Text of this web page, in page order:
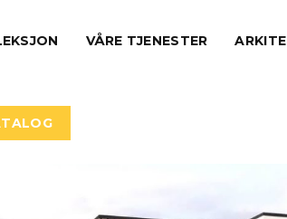
VÅRE TJENESTER